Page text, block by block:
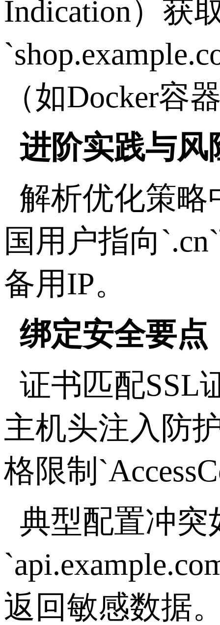
Indication）获
（如Docker容
进阶实践与风
解析优化策略
国用户指向`.cn`
备用IP。
绑定安全要点
证书匹配SSL
主机头注入防
格限制
典型配置冲突
返回敏感数据